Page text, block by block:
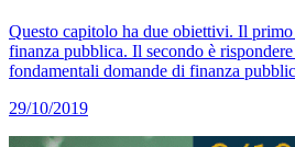
Questo capitolo ha due obiettivi. Il primo
finanza pubblica. Il secondo è
fondamentali domande di finanza
29/10/2019